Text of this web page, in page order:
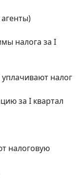
налога за I
уплачивают налог
за I квартал
налоговую